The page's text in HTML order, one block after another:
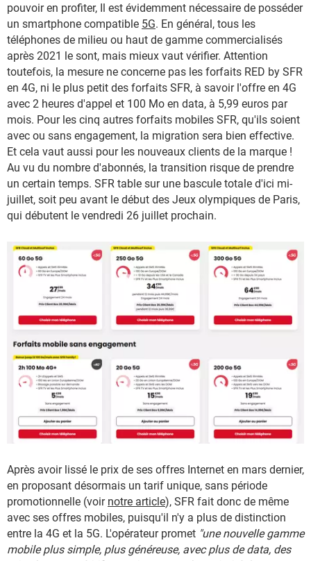
pouvoir en profiter, Il est évidemment nécessaire de posséder
un smartphone compatible 5G. En général, tous les
téléphones de milieu ou haut de gamme commercialisés
après 2021 le sont, mais mieux vaut vérifier. Attention
toutefois, la mesure ne concerne pas les forfaits RED by SFR
en 4G, ni le plus petit des forfaits SFR, à savoir l'offre en 4G
avec 2 heures d'appel et 100 Mo en data, à 5,99 euros par
mois. Pour les cinq autres forfaits mobiles SFR, qu'ils soient
avec ou sans engagement, la migration sera bien effective.
Et cela vaut aussi pour les nouveaux clients de la marque !
Au vu du nombre d'abonnés, la transition risque de prendre
un certain temps. SFR table sur une bascule totale d'ici mi-
juillet, soit peu avant le début des Jeux olympiques de Paris,
qui débutent le vendredi 26 juillet prochain.
Après avoir lissé le prix de ses offres Internet en mars dernier,
en proposant désormais un tarif unique, sans période
promotionnelle (voir notre article), SFR fait donc de même
avec ses offres mobiles, puisqu'il n'y a plus de distinction
entre la 4G et la 5G. L'opérateur promet "une nouvelle gamme
mobile plus simple, plus généreuse, avec plus de data, des